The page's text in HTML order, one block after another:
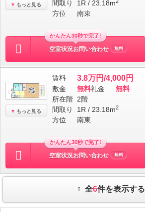
もっと見る
間取り
1R / 23.18m
方位 南東
かんたん30秒で完了!
空室状況お問い合わせ 無料
もっと見る
賃料 3.8万円/4,000円
敷金 無料礼金
無料
所在階 2階
間取り
1R / 23.18m2
方位 南東
かんたん30秒で完了!
空室状況お問い合わせ 無料
全6件を表示する